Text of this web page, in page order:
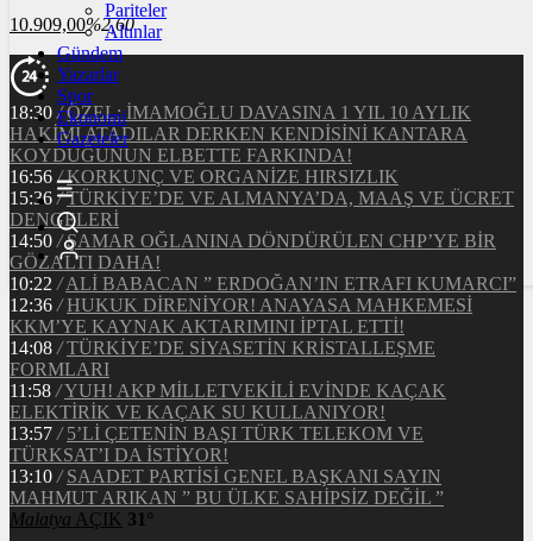
10.909,00%2,60
Pariteler
Altınlar
Gündem
Yazarlar
Spor
Ekonomi
Gazeteler
18:30 / ÖZEL: İMAMOĞLU DAVASINA 1 YIL 10 AYLIK
HAKİMİ ATADILAR DERKEN KENDİSİNİ KANTARA
KOYDUĞUNUN ELBETTE FARKINDA!
16:56 / KORKUNÇ VE ORGANİZE HIRSIZLIK
15:36 / TÜRKİYE’DE VE ALMANYA’DA, MAAŞ VE ÜCRET
DENGELERİ
14:50 / ŞAMAR OĞLANINA DÖNDÜRÜLEN CHP’YE BİR
GÖZALTI DAHA!
10:22 / ALİ BABACAN ” ERDOĞAN’IN ETRAFI KUMARCI”
12:36 / HUKUK DİRENİYOR! ANAYASA MAHKEMESİ
KKM’YE KAYNAK AKTARIMINI İPTAL ETTİ!
14:08 / TÜRKİYE’DE SİYASETİN KRİSTALLEŞME
FORMLARI
11:58 /YUH! AKP MİLLETVEKİLİ EVİNDE KAÇAK
ELEKTİRİK VE KAÇAK SU KULLANIYOR!
13:57 / 5’Lİ ÇETENİN BAŞI TÜRK TELEKOM VE
TÜRKSAT’I DA İSTİYOR!
13:10 / SAADET PARTİSİ GENEL BAŞKANI SAYIN
MAHMUT ARIKAN ” BU ÜLKE SAHİPSİZ DEĞİL ”
Malatya AÇIK 31°